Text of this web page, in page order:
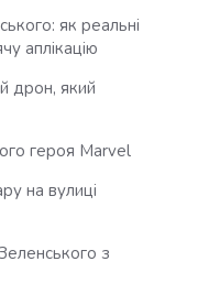
як реальні
аплікацію
дрон, який
героя Marvel
на вулиці
з